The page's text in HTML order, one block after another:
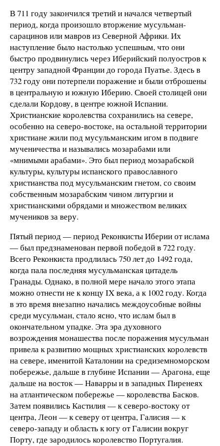
В 711 году закончился третий и начался четвертый
период, когда произошло вторжение мусульман-
сарацинов или мавров из Северной Африки. Их
наступление было настолько успешным, что они
быстро продвинулись через Иберийский полуостров к
центру западной Франции до города Пуатье. Здесь в
732 году они потерпели поражение и были отброшены
в центральную и южную Иберию. Своей столицей они
сделали Кордову, в центре южной Испании.
Христианские королевства сохранились на севере,
особенно на северо-востоке, на остальной территории
христиане жили под мусульманским игом в подвиге
мученичества и назывались мозарабами или
«мнимыми арабами». Это был период мозарабской
культуры, культуры испанского православного
христианства под мусульманским гнетом, со своим
собственным мозарабским чином литургии и
христианскими обрядами и множеством великих
мучеников за веру.
Пятый период — период Реконкисты Иберии от ислама
— был предзнаменован первой победой в 722 году.
Всего Реконкиста продлилась 750 лет до 1492 года,
когда пала последняя мусульманская цитадель
Гранады. Однако, в полной мере начало этого этапа
можно отнести не к концу IX века, а к 1002 году. Когда
в это время внезапно начались междоусобные войны
среди мусульман, стало ясно, что ислам был в
окончательном упадке. Эта эра духовного
возрождения монашества после поражения мусульман
привела к развитию мощных христианских королевств
на севере, именитой Каталонии на средиземноморском
побережье, дальше в глубине Испании — Арагона, еще
дальше на восток — Наварры и в западных Пиренеях
на атлантическом побережье — королевства Басков.
Затем появились Кастилия — к северо-востоку от
центра, Леон — к северу от центра, Галисия — к
северо-западу и область к югу от Галисии вокруг
Порту, где зародилось королевство Португалия.